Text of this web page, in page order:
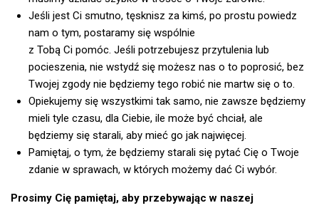
Jeśli jest Ci smutno, tęsknisz za kimś, po prostu powiedz
nam o tym, postaramy się wspólnie
z Tobą Ci pomóc. Jeśli potrzebujesz przytulenia lub
pocieszenia, nie wstydź się możesz nas o to poprosić, bez
Twojej zgody nie będziemy tego robić nie martw się o to.
Opiekujemy się wszystkimi tak samo, nie zawsze będziemy
mieli tyle czasu, dla Ciebie, ile może być chciał, ale
będziemy się starali, aby mieć go jak najwięcej.
Pamiętaj, o tym, że będziemy starali się pytać Cię o Twoje
zdanie w sprawach, w których możemy dać Ci wybór.
Prosimy Cię pamiętaj, aby przebywając w naszej